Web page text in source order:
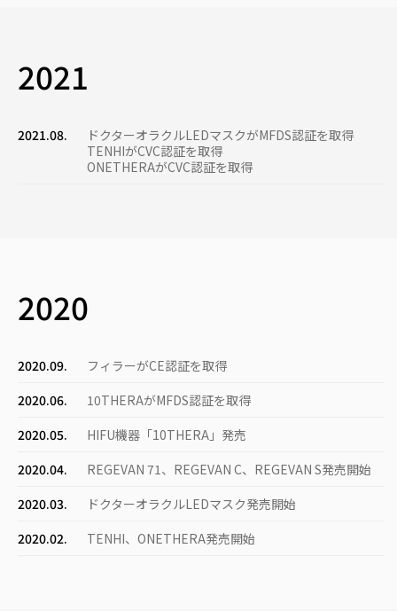
2021
2021.08.
ドクターオラクルLEDマスクがMFDS認証を取得
TENHIがCVC認証を取得
ONETHERAがCVC認証を取得
2020
2020.09.
フィラーがCE認証を取得
2020.06.
10THERAがMFDS認証を取得
2020.05.
HIFU機器「10THERA」発売
2020.04.
REGEVAN 71、REGEVAN C、REGEVAN S発売開始
2020.03.
ドクターオラクルLEDマスク発売開始
2020.02.
TENHI、ONETHERA発売開始